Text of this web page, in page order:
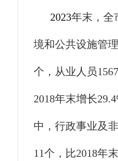
2023年末，全
境和公共设施管
个，从业人员1567
2018年末增长
中，行政事业及
11个，比2018年